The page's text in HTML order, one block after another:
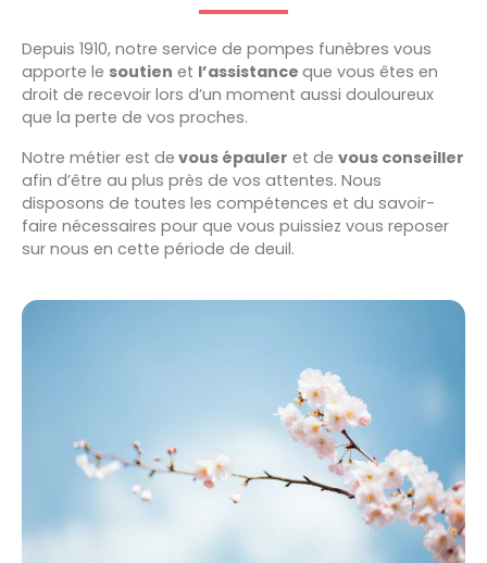
Depuis 1910, notre service de pompes funèbres vous
apporte le soutien et l’assistance que vous êtes en
droit de recevoir lors d’un moment aussi douloureux
que la perte de vos proches.
Notre métier est de vous épauler et de vous conseiller
afin d’être au plus près de vos attentes. Nous
disposons de toutes les compétences et du savoir-
faire nécessaires pour que vous puissiez vous reposer
sur nous en cette période de deuil.